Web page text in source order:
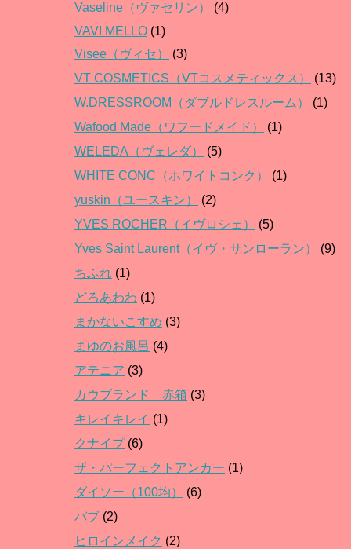
Vaseline（ヴァセリン）
(4)
VAVI MELLO (1)
Visee（ヴィセ）
(3)
VT COSMETICS（VTコスメティックス）
(13)
W.DRESSROOM（ダブルドレスルーム）
(1)
Wafood Made（ワフードメイド）
(1)
WELEDA（ヴェレダ）
(5)
WHITE CONC（ホワイトコンク）
(1)
yuskin（ユースキン）
(2)
YVES ROCHER（イヴロシェ）
(5)
Yves Saint Laurent（イヴ・サンローラン）
(9)
ちふれ (1)
どろあわわ (1)
まかないこすめ (3)
まゆのお風呂 (4)
アテニア (3)
カウブランド 赤箱 (3)
キレイキレイ (1)
クナイプ(6)
ザ・パーフェクトアンカー (1)
ダイソー（100均）
(6)
バブ (2)
ヒロインメイク (2)